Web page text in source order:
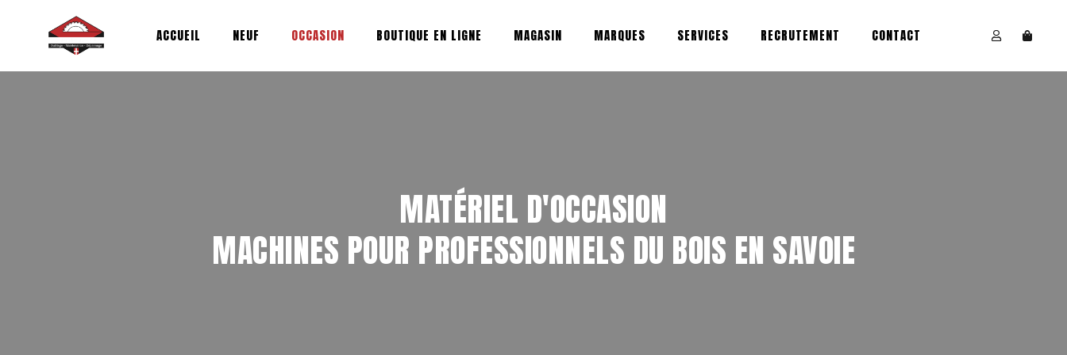
ACCUEIL NEUF OCCASION BOUTIQUE EN LIGNE MAGASIN MARQUES SERVICES RECRUTEMENT CONTACT
MATÉRIEL D'OCCASION
MACHINES POUR PROFESSIONNELS DU BOIS EN SAVOIE